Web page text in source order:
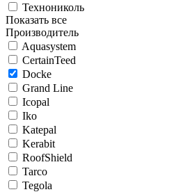
Технониколь
Показать все
Производитель
Aquasystem
CertainTeed
Docke
Grand Line
Icopal
Iko
Katepal
Kerabit
RoofShield
Tarco
Tegola